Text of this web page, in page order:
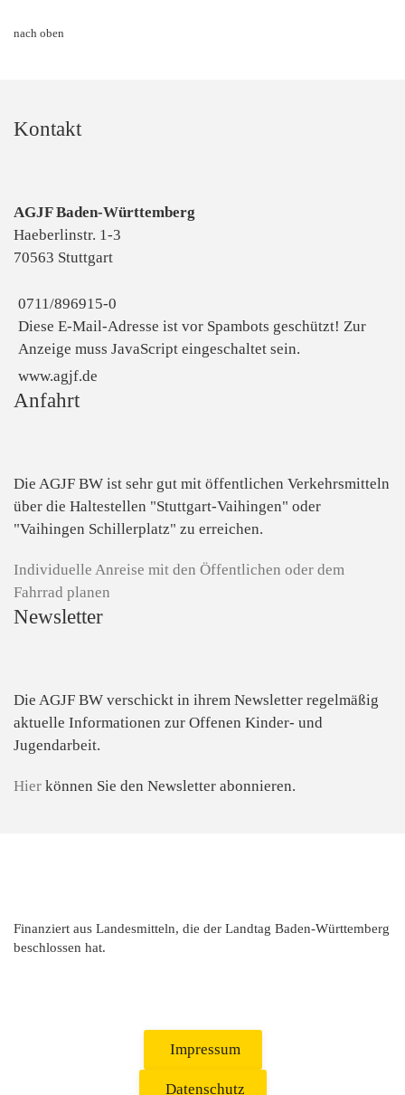
nach oben
Kontakt
AGJF Baden-Württemberg
Haeberlinstr. 1-3
70563 Stuttgart
0711/896915-0
Diese E-Mail-Adresse ist vor Spambots geschützt! Zur
Anzeige muss JavaScript eingeschaltet sein.
www.agjf.de
Anfahrt
Die AGJF BW ist sehr gut mit öffentlichen Verkehrsmitteln
über die Haltestellen "Stuttgart-Vaihingen" oder
"Vaihingen Schillerplatz" zu erreichen.
Individuelle Anreise mit den Öffentlichen oder dem
Fahrrad planen
Newsletter
Die AGJF BW verschickt in ihrem Newsletter regelmäßig
aktuelle Informationen zur Offenen Kinder- und
Jugendarbeit.
Hier können Sie den Newsletter abonnieren.
Finanziert aus Landesmitteln, die der Landtag Baden-Württemberg
beschlossen hat.
Impressum
Datenschutz